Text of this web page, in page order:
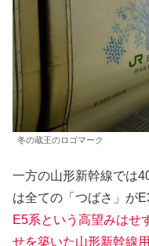
冬の蔵王のロゴマーク
一方の山形新幹線では
は全ての「つばさ」が
E5系という高望みはせ
せを築いた山形新幹線